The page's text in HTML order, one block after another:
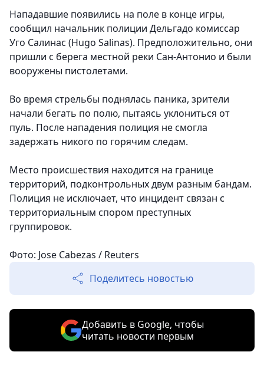
Нападавшие появились на поле в конце игры,
сообщил начальник полиции Дельгадо комиссар
Уго Салинас (Hugo Salinas). Предположительно, они
пришли с берега местной реки Сан-Антонио и были
вооружены пистолетами.
Во время стрельбы поднялась паника, зрители
начали бегать по полю, пытаясь уклониться от
пуль. После нападения полиция не смогла
задержать никого по горячим следам.
Место происшествия находится на границе
территорий, подконтрольных двум разным бандам.
Полиция не исключает, что инцидент связан с
территориальным спором преступных
группировок.
Фото: Jose Cabezas / Reuters
Поделитесь новостью
Добавить в Google, чтобы
читать новости первым